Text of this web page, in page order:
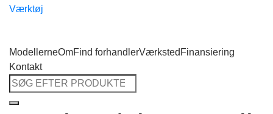
Værktøj
ModellerneOmFind forhandlerVærksted Finansiering
Kontakt
Søg
efter: